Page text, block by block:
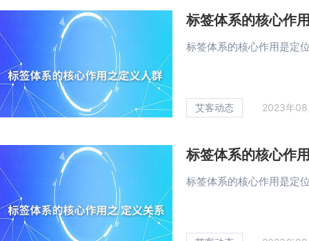
标签体系的核心作
标签体系的核心作用是定
艾客动态 2023年
标签体系的核心作
标签体系的核心作用是定